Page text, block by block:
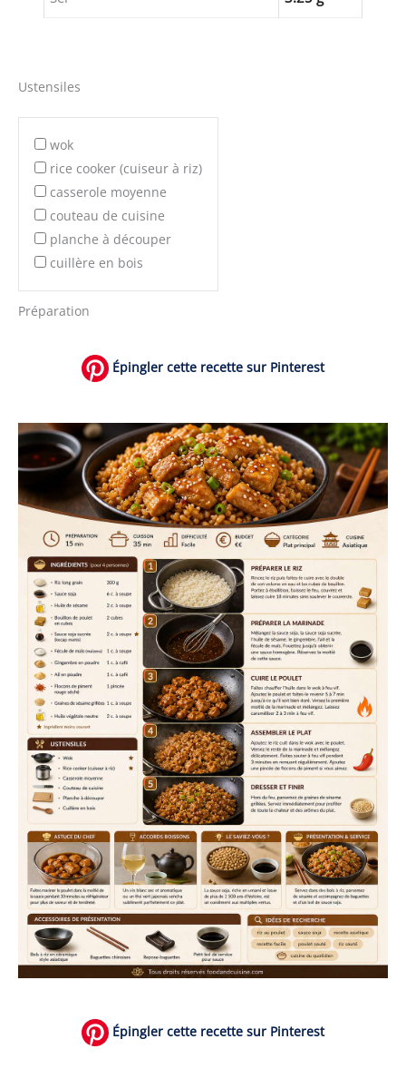
Ustensiles
wok
rice cooker (cuiseur à riz)
casserole moyenne
couteau de cuisine
planche à découper
cuillère en bois
Préparation
Épingler cette recette sur Pinterest
Épingler cette recette sur Pinterest